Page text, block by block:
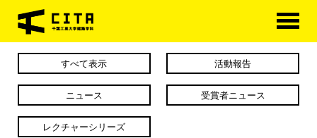
HOME
学科概要
すべて表示 活動報告
ニュース 受賞者ニュース
レクチャーシリーズ